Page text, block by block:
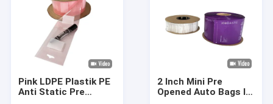
Pink LDPE Plastik PE
Anti Static Pre
2 Inch Mini Pre
Opened Auto Bags In